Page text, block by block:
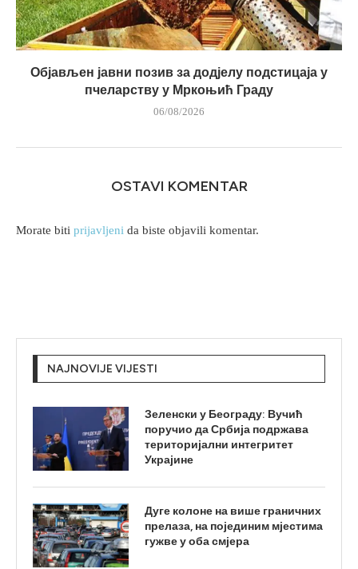
Објављен јавни позив за додјелу подстицаја у
пчеларству у Мркоњић Граду
06/08/2026
OSTAVI KOMENTAR
Morate biti prijavljeni da biste objavili komentar.
NAJNOVIJE VIJESTI
Зеленски у Београду: Вучић
поручио да Србија подржава
територијални интегритет
Украјине
Дуге колоне на више граничних
прелаза, на појединим мјестима
гужве у оба смјера